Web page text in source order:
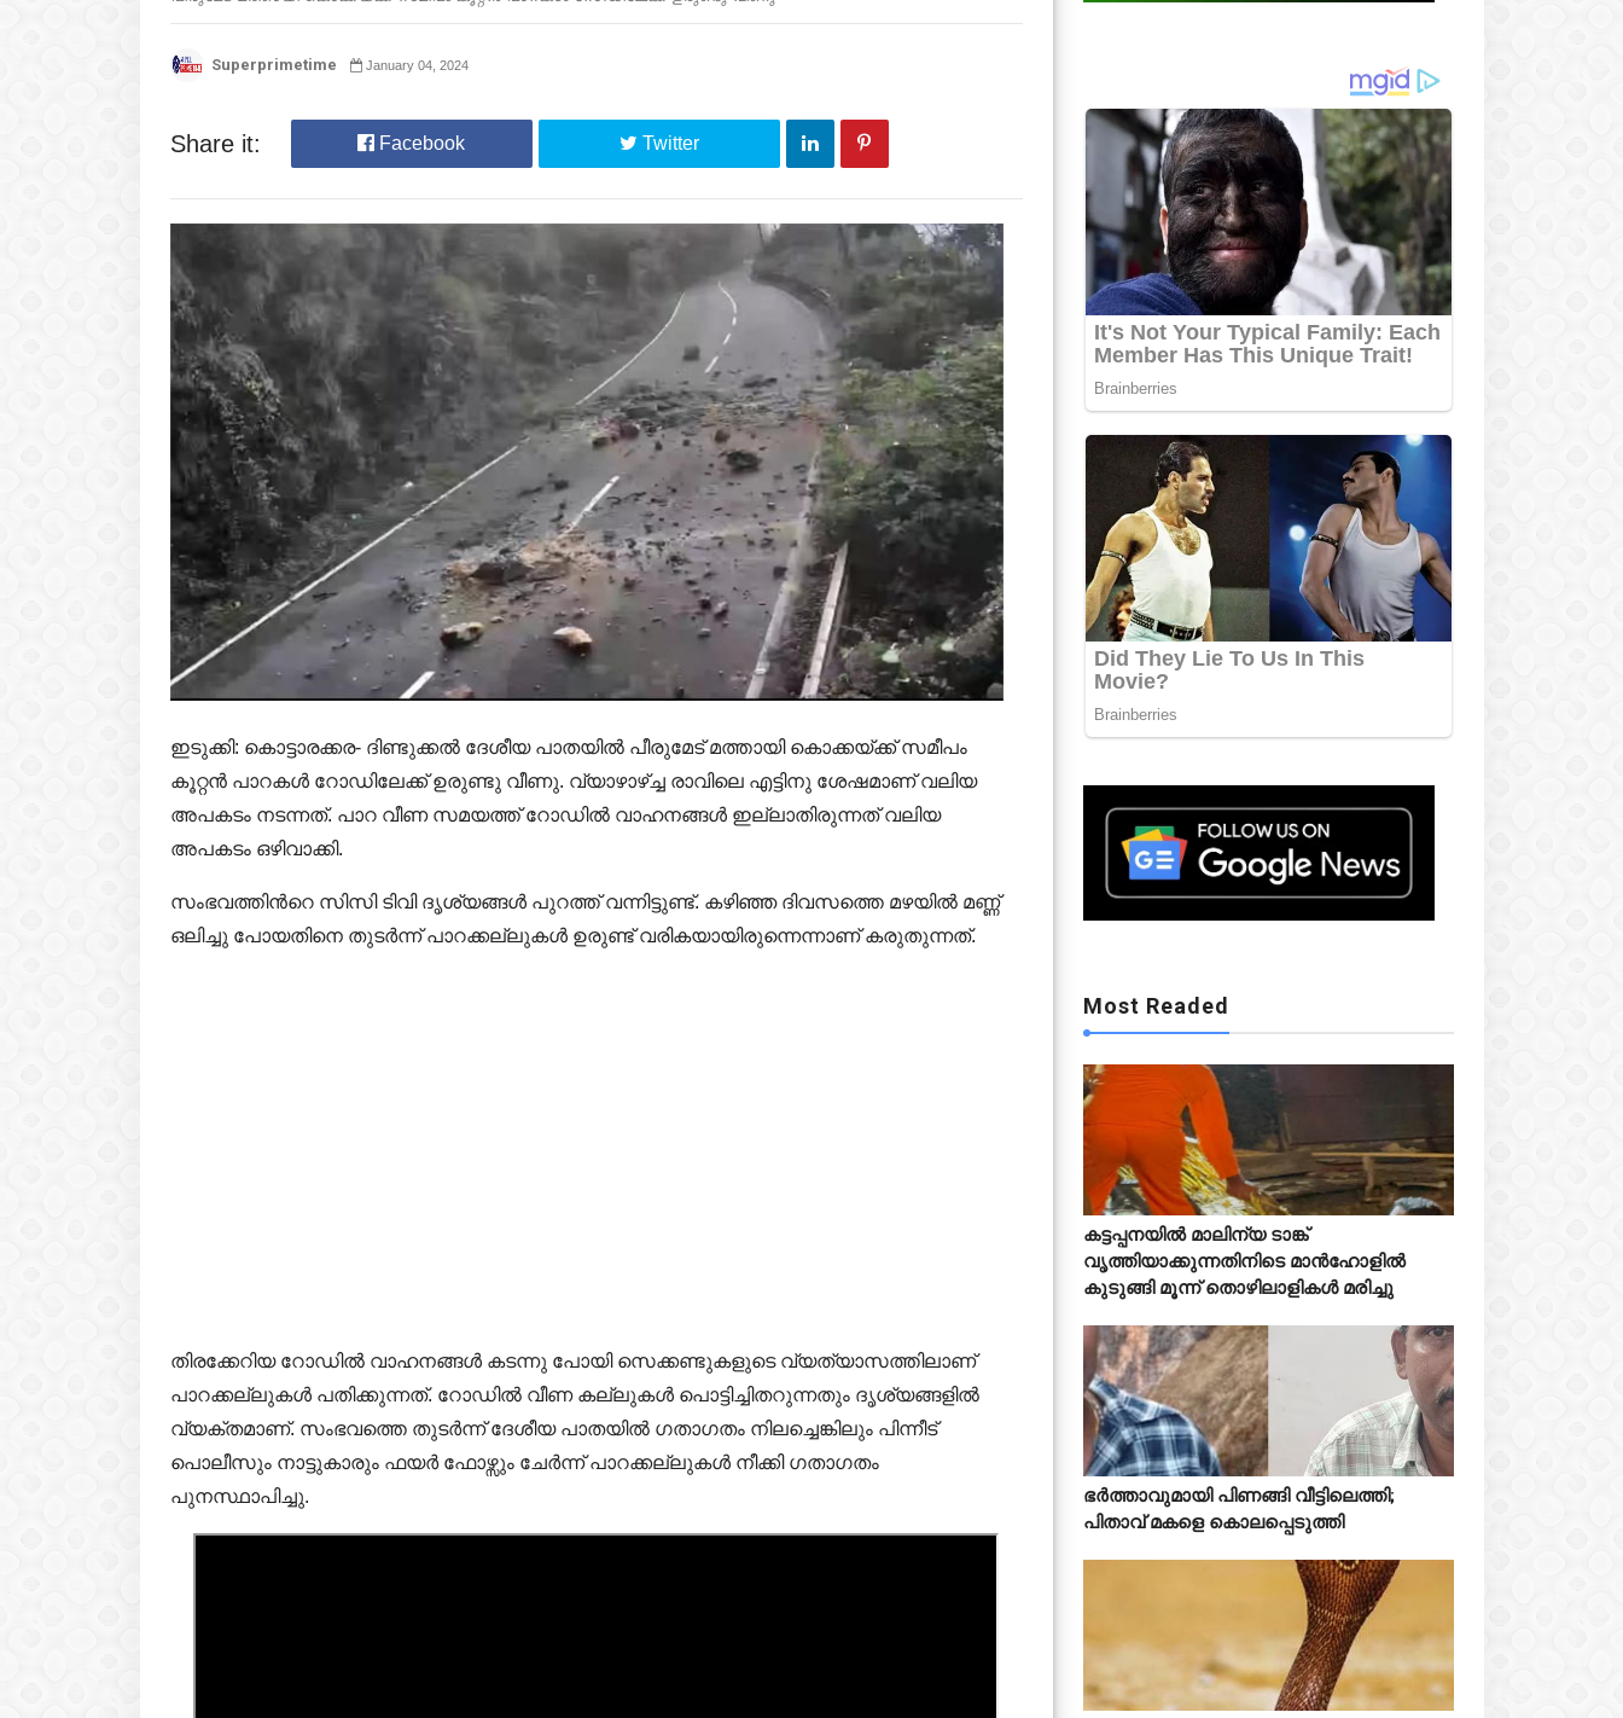
Superprimetime January 04, 2024
Share it: Facebook Twitter
ഇടുക്കി: കൊട്ടാരക്കര- ദിണ്ടുക്കൽ ദേശീയ പാതയിൽ പീരുമേട് മത്തായി കൊക്കയ്ക്ക് സമീപം
കൂറ്റൻ പാറകൾ റോഡിലേക്ക് ഉരുണ്ടു വീണു. വ്യാഴാഴ്ച്ച രാവിലെ എട്ടിനു ശേഷമാണ് വലിയ
അപകടം നടന്നത്. പാറ വീണ സമയത്ത് റോഡിൽ വാഹനങ്ങൾ ഇല്ലാതിരുന്നത് വലിയ
അപകടം ഒഴിവാക്കി.
സംഭവത്തിന്‍റെ സിസി ടിവി ദൃശ്യങ്ങൾ പുറത്ത് വന്നിട്ടുണ്ട്. കഴിഞ്ഞ ദിവസത്തെ മഴയിൽ മണ്ണ്
ഒലിച്ചു പോയതിനെ തുടർന്ന് പാറക്കല്ലുകൾ ഉരുണ്ട് വരികയായിരുന്നെന്നാണ് കരുതുന്നത്.
തിരക്കേറിയ റോഡിൽ വാഹനങ്ങൾ കടന്നു പോയി സെക്കണ്ടുകളുടെ വ്യത്യാസത്തിലാണ്
പാറക്കല്ലുകൾ പതിക്കുന്നത്. റോഡിൽ വീണ കല്ലുകൾ പൊട്ടിച്ചിതറുന്നതും ദൃശ്യങ്ങളിൽ
വ്യക്തമാണ്. സംഭവത്തെ തുടർന്ന് ദേശീയ പാതയിൽ ഗതാഗതം നിലച്ചെങ്കിലും പിന്നീട്
പൊലീസും നാട്ടുകാരും ഫയർ ഫോഴ്സും ചേർന്ന് പാറക്കല്ലുകൾ നീക്കി ഗതാഗതം
പുനസ്ഥാപിച്ചു.
Most Readed
  
കട്ടപ്പനയിൽ മാലിന്യ ടാങ്ക്
വൃത്തിയാക്കുന്നതിനിടെ മാൻഹോളിൽ
കുടുങ്ങി മൂന്ന് തൊഴിലാളികൾ മരിച്ചു
  

Mostreaded
ഭർത്താവുമായി പിണങ്ങി വീട്ടിലെത്തി;
പിതാവ് മകളെ കൊലപ്പെടുത്തി
Mostreaded